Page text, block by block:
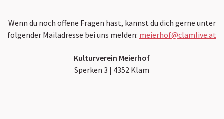
Wenn du noch offene Fragen hast, kannst du dich gerne unter
folgender Mailadresse bei uns melden: meierhof@clamlive.at
Kulturverein Meierhof
Sperken 3 | 4352 Klam